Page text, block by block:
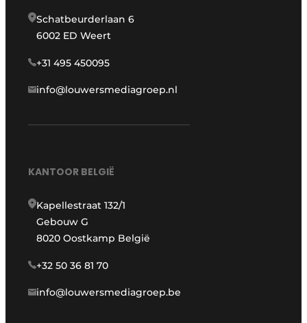
Schatbeurderlaan 6
6002 ED Weert
+31 495 450095
info@louwersmediagroep.nl
KANTOOR BELGIË
Kapellestraat 132/1
Gebouw G
8020 Oostkamp België
+32 50 36 81 70
info@louwersmediagroep.be